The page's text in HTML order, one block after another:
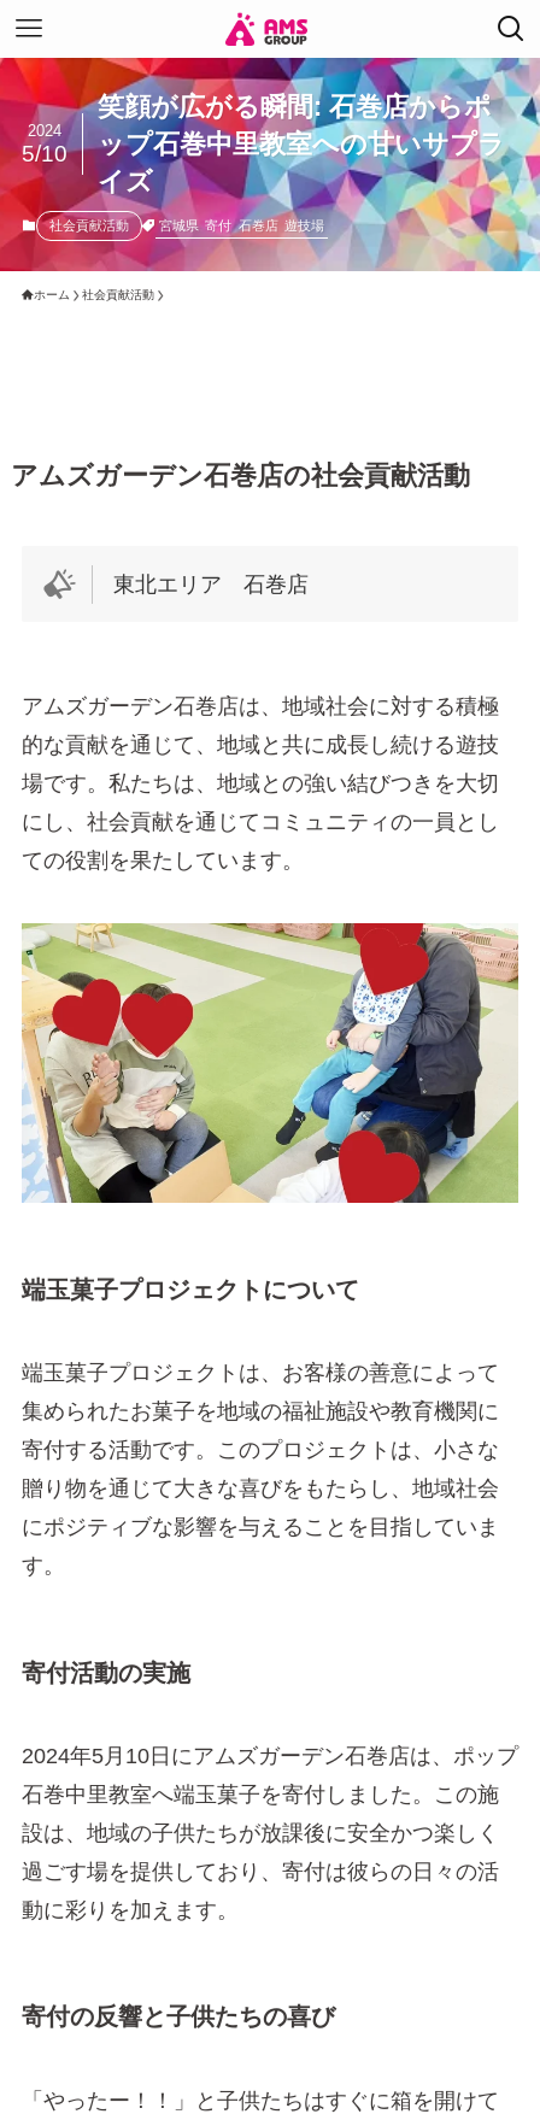
笑顔が広がる瞬間: 石巻店からポ
ップ石巻中里教室への甘いサプラ
イズ
2024
5/10
社会貢献活動 宮城県 寄付 石巻店 遊技場
ホーム 社会貢献活動
アムズガーデン石巻店の社会貢献活動
東北エリア 石巻店
アムズガーデン石巻店は、地域社会に対する積極
的な貢献を通じて、地域と共に成長し続ける遊技
場です。私たちは、地域との強い結びつきを大切
にし、社会貢献を通じてコミュニティの一員とし
ての役割を果たしています。
端玉菓子プロジェクトについて
端玉菓子プロジェクトは、お客様の善意によって
集められたお菓子を地域の福祉施設や教育機関に
寄付する活動です。このプロジェクトは、小さな
贈り物を通じて大きな喜びをもたらし、地域社会
にポジティブな影響を与えることを目指していま
す。
寄付活動の実施
2024年5月10日にアムズガーデン石巻店は、ポップ
石巻中里教室へ端玉菓子を寄付しました。この施
設は、地域の子供たちが放課後に安全かつ楽しく
過ごす場を提供しており、寄付は彼らの日々の活
動に彩りを加えます。
寄付の反響と子供たちの喜び
「やったー！！」と子供たちはすぐに箱を開けて